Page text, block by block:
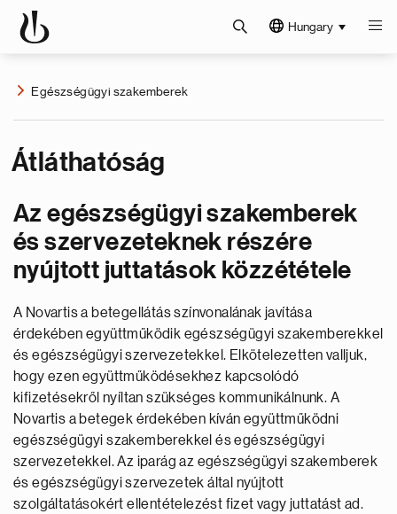
Hungary
Egészségügyi szakemberek
Átláthatóság
Az egészségügyi szakemberek
és szervezeteknek részére
nyújtott juttatások közzététele
A Novartis a betegellátás színvonalának javítása
érdekében együttműködik egészségügyi szakemberekkel
és egészségügyi szervezetekkel. Elkötelezetten valljuk,
hogy ezen együttműködésekhez kapcsolódó
kifizetésekről nyíltan szükséges kommunikálnunk. A
Novartis a betegek érdekében kíván együttműködni
egészségügyi szakemberekkel és egészségügyi
szervezetekkel. Az iparág az egészségügyi szakemberek
és egészségügyi szervezetek által nyújtott
szolgáltatásokért ellentételezést fizet vagy juttatást ad.